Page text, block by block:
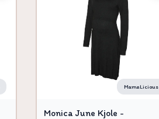
Pris lav til høj
Titel, A-Å
Titel, Å-A
MamaLicious
Monica June Kjole -